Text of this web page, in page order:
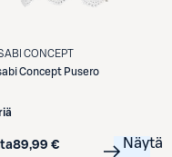
CONCEPT
Concept Pusero
89,99 €
Näytä